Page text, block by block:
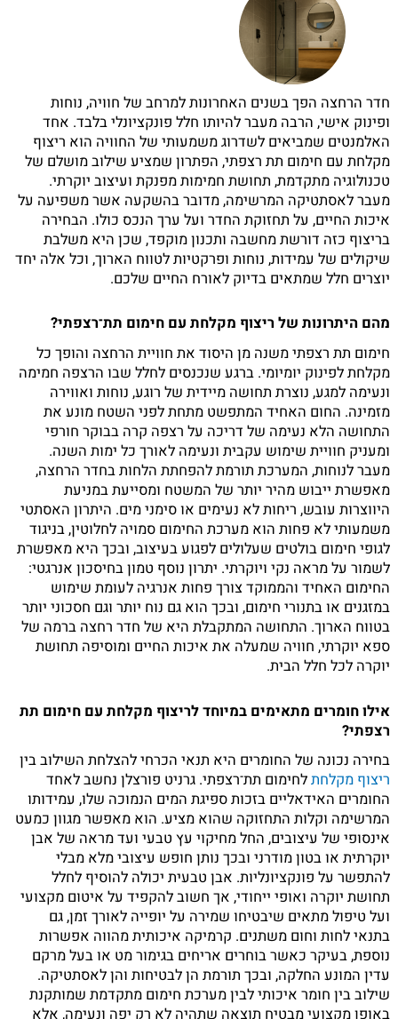
חדר הרחצה הפך בשנים האחרונות למרחב של חוויה, נוחות
ופינוק אישי, הרבה מעבר להיותו חלל פונקציונלי בלבד. אחד
האלמנטים שמביאים לשדרוג משמעותי של החוויה הוא ריצוף
מקלחת עם חימום תת רצפתי, הפתרון שמציע שילוב מושלם של
טכנולוגיה מתקדמת, תחושת חמימות מפנקת ועיצוב יוקרתי.
מעבר לאסתטיקה המרשימה, מדובר בהשקעה אשר משפיעה על
איכות החיים, על תחזוקת החדר ועל ערך הנכס כולו. הבחירה
בריצוף כזה דורשת מחשבה ותכנון מוקפד, שכן היא משלבת
שיקולים של עמידות, נוחות ופרקטיות לטווח הארוך, וכל אלה יחד
יוצרים חלל שמתאים בדיוק לאורח החיים שלכם.
מהם היתרונות של ריצוף מקלחת עם חימום תת־רצפתי?
חימום תת רצפתי משנה מן היסוד את חוויית הרחצה והופך כל
מקלחת לפינוק יומיומי. ברגע שנכנסים לחלל שבו הרצפה חמימה
ונעימה למגע, נוצרת תחושה מיידית של רוגע, נוחות ואווירה
מזמינה. החום האחיד המתפשט מתחת לפני השטח מונע את
התחושה הלא נעימה של דריכה על רצפה קרה בבוקר חורפי
ומעניק חוויית שימוש עקבית ונעימה לאורך כל ימות השנה.
מעבר לנוחות, המערכת תורמת להפחתת הלחות בחדר הרחצה,
מאפשרת ייבוש מהיר יותר של המשטח ומסייעת במניעת
היווצרות עובש, ריחות לא נעימים או סימני מים. היתרון האסתטי
משמעותי לא פחות הוא מערכת החימום סמויה לחלוטין, בניגוד
לגופי חימום בולטים שעלולים לפגוע בעיצוב, ובכך היא מאפשרת
לשמור על מראה נקי ויוקרתי. יתרון נוסף טמון בחיסכון אנרגטי:
החימום האחיד והממוקד צורך פחות אנרגיה לעומת שימוש
במזגנים או בתנורי חימום, ובכך הוא גם נוח יותר וגם חסכוני יותר
בטווח הארוך. התחושה המתקבלת היא של חדר רחצה ברמה של
ספא יוקרתי, חוויה שמעלה את איכות החיים ומוסיפה תחושת
יוקרה לכל חלל הבית.
אילו חומרים מתאימים במיוחד לריצוף מקלחת עם חימום תת
רצפתי?
בחירה נכונה של החומרים היא תנאי הכרחי להצלחת השילוב בין
ריצוף מקלחתלחימום תת־רצפתי. גרניט פורצלן נחשב לאחד
החומרים האידאליים בזכות ספיגת המים הנמוכה שלו, עמידותו
המרשימה וקלות התחזוקה שהוא מציע. הוא מאפשר מגוון כמעט
אינסופי של עיצובים, החל מחיקוי עץ טבעי ועד מראה של אבן
יוקרתית או בטון מודרני ובכך נותן חופש עיצובי מלא מבלי
להתפשר על פונקציונליות. אבן טבעית יכולה להוסיף לחלל
תחושת יוקרה ואופי ייחודי, אך חשוב להקפיד על איטום מקצועי
ועל טיפול מתאים שיבטיחו שמירה על יופייה לאורך זמן, גם
בתנאי לחות וחום משתנים. קרמיקה איכותית מהווה אפשרות
נוספת, בעיקר כאשר בוחרים אריחים בגימור מט או בעל מרקם
עדין המונע החלקה, ובכך תורמת הן לבטיחות והן לאסתטיקה.
שילוב בין חומר איכותי לבין מערכת חימום מתקדמת שמותקנת
באופן מקצועי מבטיח תוצאה שתהיה לא רק יפה ונעימה, אלא